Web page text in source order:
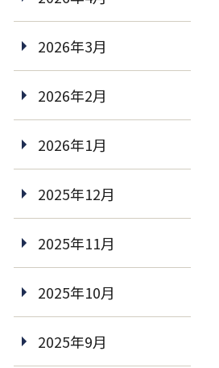
2026年3月
2026年2月
2026年1月
2025年12月
2025年11月
2025年10月
2025年9月